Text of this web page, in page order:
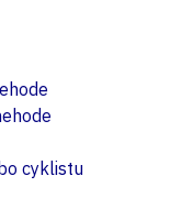
cyklistu